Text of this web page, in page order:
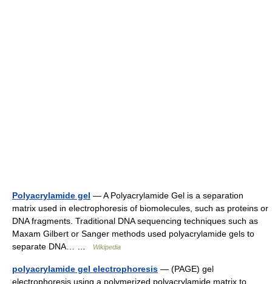
Polyacrylamide gel — A Polyacrylamide Gel is a separation
matrix used in electrophoresis of biomolecules, such as proteins or
DNA fragments. Traditional DNA sequencing techniques such as
Maxam Gilbert or Sanger methods used polyacrylamide gels to
separate DNA… …
Wikipedia
polyacrylamide gel electrophoresis — (PAGE) gel
electrophoresis using a polymerized polyacrylamide matrix to